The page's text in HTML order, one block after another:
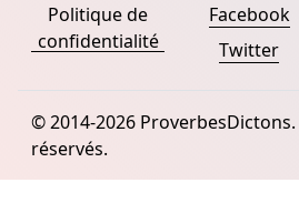
Politique de
confidentialité
Facebook
Twitter
© 2014-2026
réservés.